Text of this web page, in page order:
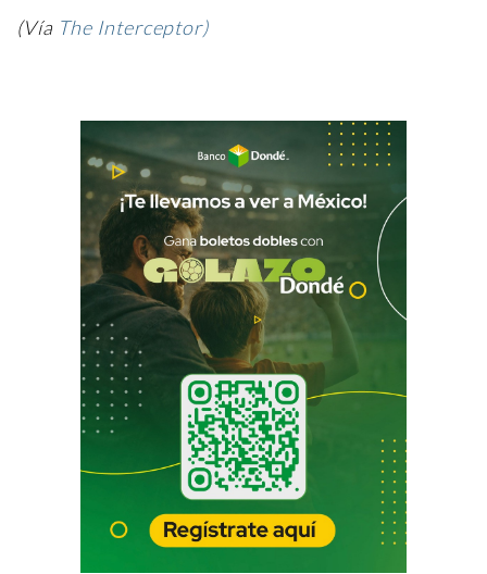
(Vía The Interceptor)